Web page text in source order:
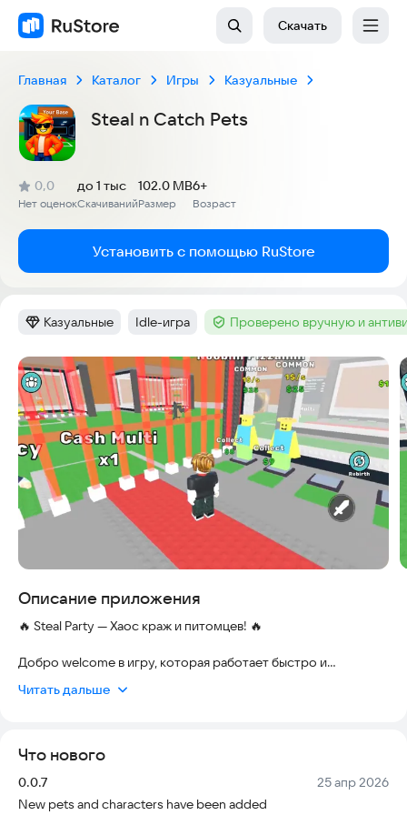
Скачать
Главная Каталог Игры Казуальные
Steal n Catch Pets
Рейтинг:
0,0
(
Нет оценок
)
Скачиваний
до 1 тыс
Размер
102.0 MB
Возраст
6+
Установить с помощью RuStore
Категория:
Казуальные Тег:
Idle-игра Тег :Проверено вручную и
Скриншоты
Описание приложения
🔥 Steal Party — Хаос краж и питомцев! 🔥
Добро welcome в игру, которая работает быстро и
сложной настройки и гарантируя стабильную работу даже
Здесь хитрость и стратегия решают всё в самой безумной и
👽 Начните с питомца — купите первого, и он автоматически
Читать дальше
Что нового
Версия:
0.0.7 Дата:
25 апр 2026
New pets and characters have been added